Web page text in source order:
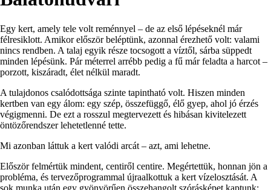
Egy kert, amely tele volt reménnyel – de az első lépéseknél már
félresiklott. Amikor először beléptünk, azonnal érezhető volt: valami
nincs rendben. A talaj egyik része tocsogott a víztől, sárba süppedt
minden lépésünk. Pár méterrel arrébb pedig a fű már feladta a harcot –
porzott, kiszáradt, élet nélkül maradt.
A tulajdonos csalódottsága szinte tapintható volt. Hiszen minden
kertben van egy álom: egy szép, összefüggő, élő gyep, ahol jó érzés
végigmenni. De ezt a rosszul megtervezett és hibásan kivitelezett
öntözőrendszer lehetetlenné tette.
Mi azonban láttuk a kert valódi arcát – azt, ami lehetne.
Először felmértük mindent, centiről centire. Megértettük, honnan jön a
probléma, és tervezőprogrammal újraalkottuk a kert vízelosztását. A
sok munka után egy gyönyörűen összehangolt szórásképet kaptunk: